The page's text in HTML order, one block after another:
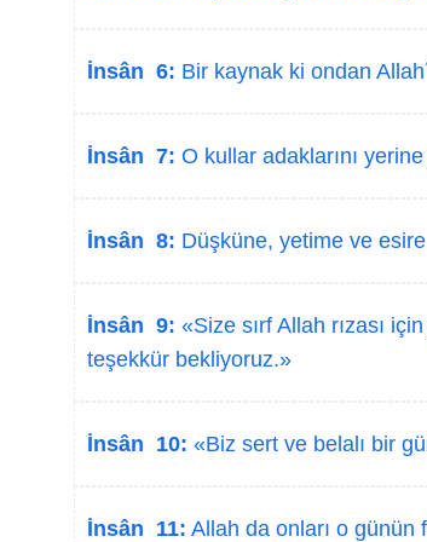
İnsân 6: Bir kaynak ki ondan
İnsân 7: O kullar adaklarını
İnsân 8: Düşküne, yetime ve
İnsân 9: «Size sırf Allah rızası
teşekkür bekliyoruz.»
İnsân 10: «Biz sert ve belalı bir
İnsân 11: Allah da onları o günün